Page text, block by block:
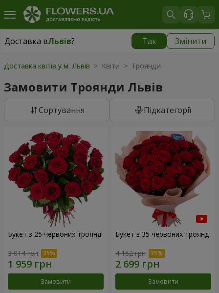
Доставка вЛьвів? Так Змінити
Доставка вЛьвів|
Доставка квітів у м. Львів > Квіти > Троянди
Замовити Троянди Львів
Сортування Підкатегорії
Букет з 25 червоних троянд
3 014 грн
Замовити
Букет з 35 червоних троянд
4 152 грн
Замовити